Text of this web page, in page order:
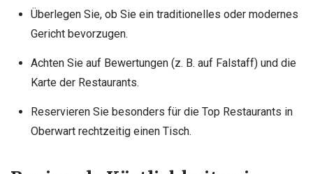
Überlegen Sie, ob Sie ein traditionelles oder modernes
Gericht bevorzugen.
Achten Sie auf Bewertungen (z. B. auf Falstaff) und die
Karte der Restaurants.
Reservieren Sie besonders für die Top Restaurants in
Oberwart rechtzeitig einen Tisch.